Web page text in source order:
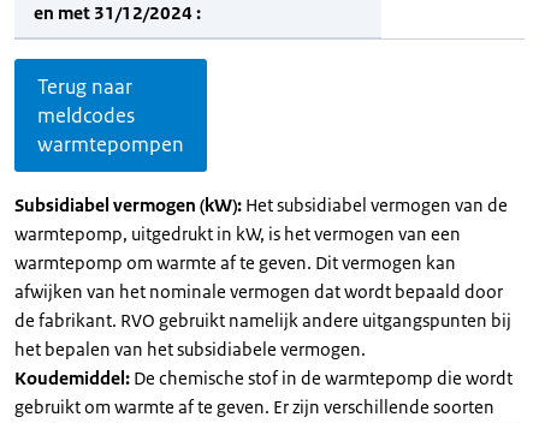
en met 31/12/2024 :
Terug naar
meldcodes
warmtepompen
Subsidiabel vermogen (kW): Het subsidiabel vermogen van de
warmtepomp, uitgedrukt in kW, is het vermogen van een
warmtepomp om warmte af te geven. Dit vermogen kan
afwijken van het nominale vermogen dat wordt bepaald door
de fabrikant. RVO gebruikt namelijk andere uitgangspunten bij
het bepalen van het subsidiabele vermogen.
Koudemiddel: De chemische stof in de warmtepomp die wordt
gebruikt om warmte af te geven. Er zijn verschillende soorten